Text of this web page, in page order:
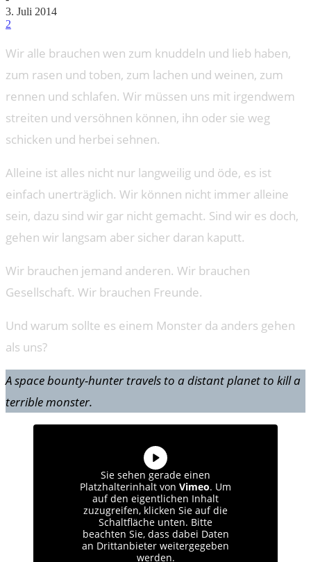
3. Juli 2014
2
Wir alle brauchen wen zum knuddeln und lieb haben,
zum rasen und toben, zum lachen und weinen, zum
rennen und schlafen. Wir müssen uns mit irgendwem
streiten und versöhnen können, ihn oder sie weg
schicken und herbei sehnen.
Alleine ist alles nicht nur langweilig und öde, es ist
einfach unerträglich. Wir können nicht immer alleine
sein, dazu sind wir gar nicht gemacht. Sind wir es doch,
gehen wir langsam aber sicher daran kaputt.
Wir brauchen jemand anderen. Wir brauchen
Gesellschaft. Wir brauchen Freunde.
Und warum sollte es einem Monster da anders gehen
als uns?
A space bounty-hunter travels to a distant planet to kill a
terrible monster.
Sie sehen gerade einen
Platzhalterinhalt von Vimeo. Um
auf den eigentlichen Inhalt
zuzugreifen, klicken Sie auf die
Schaltfläche unten. Bitte
beachten Sie, dass dabei Daten
an Drittanbieter weitergegeben
werden.